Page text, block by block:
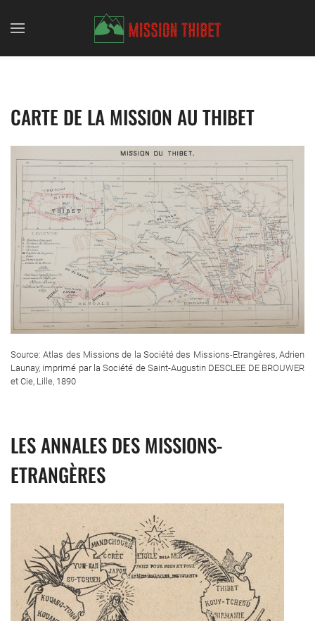
Skip to main content
CARTE DE LA MISSION AU THIBET
Source: Atlas des Missions de la Société des Missions-Etrangères, Adrien
Launay, imprimé par la Société de Saint-Augustin DESCLEE DE BROUWER
et Cie, Lille, 1890
LES ANNALES DES MISSIONS-
ETRANGÈRES